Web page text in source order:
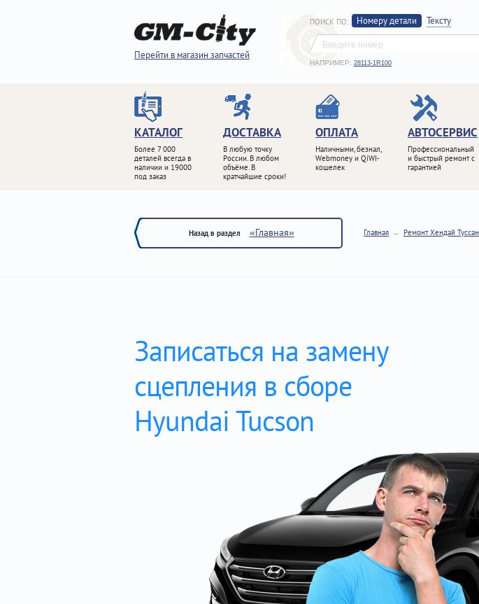
Перейти в магазин запчастей
ПОИСК ПО: Номеру детали Тексту
НАПРИМЕР: 28113-1R100
КАТАЛОГ
Более 7 000
деталей всегда в
наличии и 19000
под заказ
ДОСТАВКА
В любую точку
России. В любом
объёме. В
кратчайшие сроки!
ОПЛАТА
Наличными, безнал,
Webmoney и QiWI-
кошелек
АВТОСЕРВИС
Профессиональный
и быстрый ремонт с
гарантией
Назад в раздел «Главная» Главная Ремонт Хендай Туссан
Записаться на замену
сцепления в сборе
Hyundai Tucson